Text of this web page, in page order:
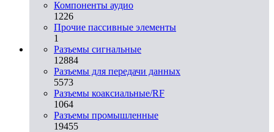
Компоненты аудио
1226
Прочие пассивные элементы
1
Разъeмы сигнальные
12884
Разъeмы для передачи данных
5573
Разъeмы коаксиальные/RF
1064
Разъeмы промышленные
19455